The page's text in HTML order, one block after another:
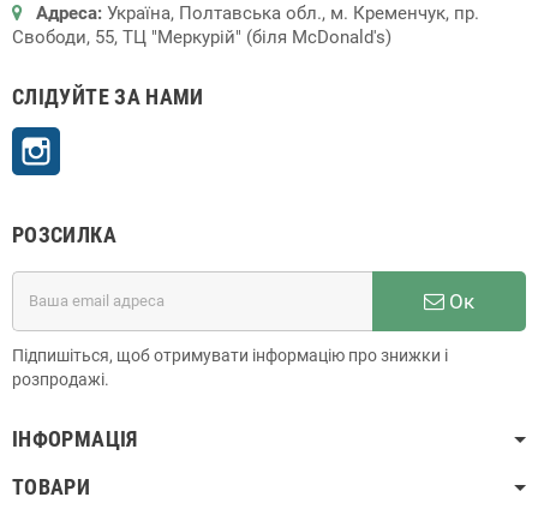
Адреса: Україна, Полтавська обл., м. Кременчук, пр.
Свободи, 55, ТЦ "Меркурій" (біля McDonald's)
СЛІДУЙТЕ ЗА НАМИ
РОЗСИЛКА
Ок
Підпишіться, щоб отримувати інформацію про знижки і
розпродажі.
ІНФОРМАЦІЯ
ТОВАРИ